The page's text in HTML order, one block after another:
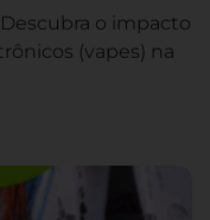
o impacto
(vapes) na